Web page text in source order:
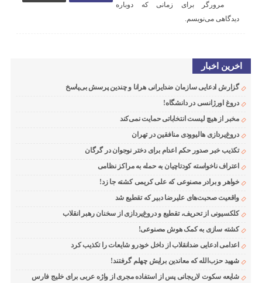
مرورگر برای زمانی که دوباره
دیدگاهی می‌نویسم.
اخرین اخبار
گزارش ادعایی سازمان ضدایرانی هرانا و چندین پرسش بی‌پاسخ
دروغ اورژانسی در دانشگاه!
مخبر از هیچ لیست انتخاباتی حمایت نمی‌کند
دروغ‌پردازی هالیوودی منافقین در تهران
تکذیب خبر صدور حکم اعدام برای دختر نوجوان در گرگان
اعتراف ناخواسته کودتاچیان به حمله به مراکز نظامی
خواهر و برادر مصنوعی که علی کریمی کشته جا زد!
واقعیت صحبت‌های علیرضا دبیر که تقطیع شد
کلکسیونی از تحریف، تقطیع و دروغ‌پردازی از سخنان رهبر انقلاب
کشته سازی به کمک هوش مصنوعی!
اعدامی ادعایی ضدانقلاب از داخل خودرو شایعات را تکذیب کرد
شهید حزب‌الله که معاندین برایش چهلم گرفتند!
شایعه سکوت لاریجانی پس از استفاده مجری از واژه عربی برای خلیج فارس